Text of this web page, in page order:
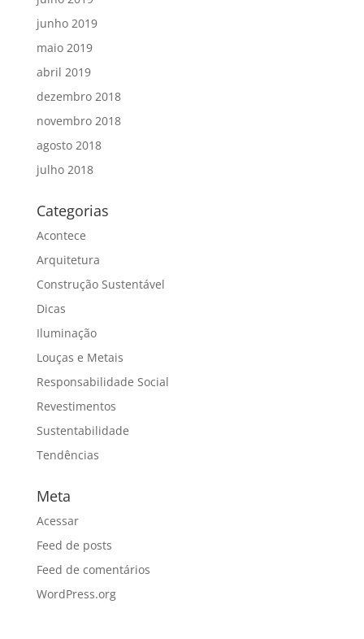
junho 2019
maio 2019
abril 2019
dezembro 2018
novembro 2018
agosto 2018
julho 2018
Categorias
Acontece
Arquitetura
Construção Sustentável
Dicas
Iluminação
Louças e Metais
Responsabilidade Social
Revestimentos
Sustentabilidade
Tendências
Meta
Acessar
Feed de posts
Feed de comentários
WordPress.org